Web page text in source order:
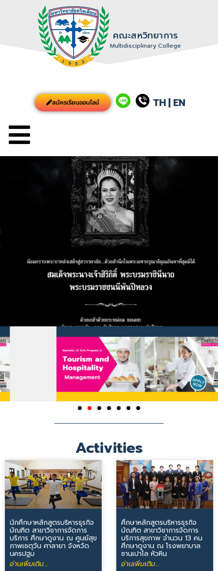
คณะสหวิทยาการ
Multidisciplinary College
สมัครเรียนออนไลน์ TH| EN
Activities
นักศึกษาหลักสูตรบริหารธุรกิจ
บัณฑิต สาขาวิชาการจัดการ
บริการ ศึกษาดูงาน ณ ศูนย์สุข
ภาพเชตุวัน ศาลายา จังหวัด
นครปฐม
อ่านเพิ่มเติม...
ศึกษาหลักสูตรบริหารธุรกิจ
บัณฑิต สาขาวิชาการจัดการ
บริการสุขภาพ จำนวน 13 คน
ศึกษาดูงาน ณ โรงพยาบาล
ซานเปาโล หัวหิน
อ่านเพิ่มเติม...